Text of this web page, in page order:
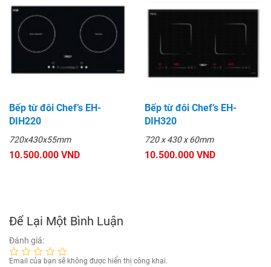
Bếp từ đôi Chef’s EH-
DIH220
720x430x55mm
10.500.000 VND
Bếp từ đôi Chef’s EH-
DIH320
720 x 430 x 60mm
10.500.000 VND
Để Lại Một Bình Luận
Đánh giá:
Email của bạn sẽ không được hiển thị công khai.